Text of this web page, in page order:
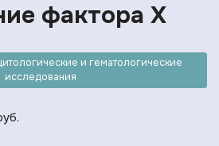
фактора Х
и гематологические
исследования